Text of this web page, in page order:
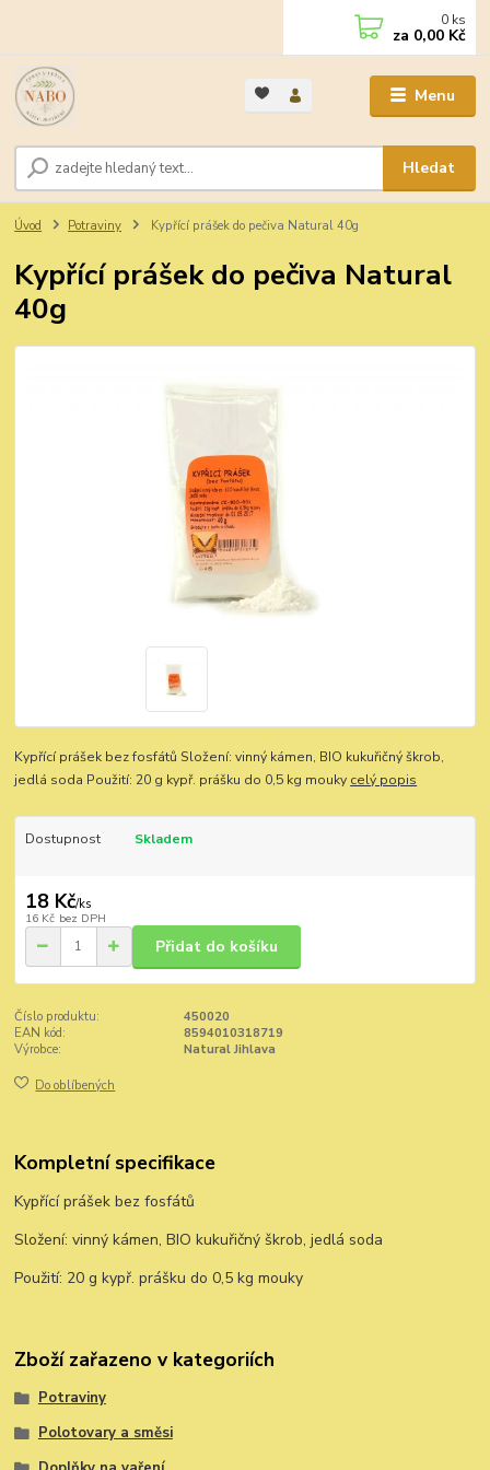
Menu
Hledat
0 ks
za 0,00 Kč
Úvod Potraviny Kypřící prášek do pečiva Natural 40g
Kypřící prášek do pečiva Natural
40g
Kypřící prášek bez fosfátů Složení: vinný kámen, BIO kukuřičný škrob,
jedlá soda Použití: 20 g kypř. prášku do 0,5 kg mouky celý popis
Dostupnost Skladem
18 Kč/ks
16 Kč bez DPH
Přidat do košíku
Číslo produktu:
450020
EAN kód:
8594010318719
Výrobce:
Natural Jihlava
Do oblíbených
Kompletní specifikace
Kypřící prášek bez fosfátů
Složení: vinný kámen, BIO kukuřičný škrob, jedlá soda
Použití: 20 g kypř. prášku do 0,5 kg mouky
Zboží zařazeno v kategoriích
Potraviny
Polotovary a směsi